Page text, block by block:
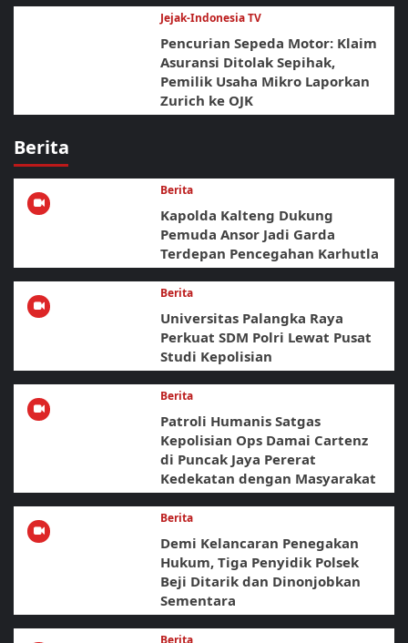
Jejak-Indonesia TV
Pencurian Sepeda Motor: Klaim
Asuransi Ditolak Sepihak,
Pemilik Usaha Mikro Laporkan
Zurich ke OJK
Berita
Berita
Kapolda Kalteng Dukung
Pemuda Ansor Jadi Garda
Terdepan Pencegahan Karhutla
Berita
Universitas Palangka Raya
Perkuat SDM Polri Lewat Pusat
Studi Kepolisian
Berita
Patroli Humanis Satgas
Kepolisian Ops Damai Cartenz
di Puncak Jaya Pererat
Kedekatan dengan Masyarakat
Berita
Demi Kelancaran Penegakan
Hukum, Tiga Penyidik Polsek
Beji Ditarik dan Dinonjobkan
Sementara
Berita